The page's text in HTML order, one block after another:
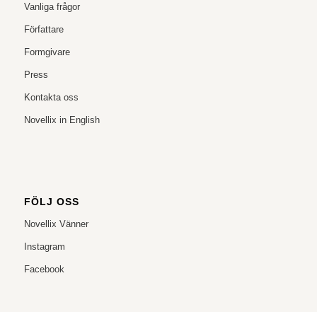
Vanliga frågor
Författare
Formgivare
Press
Kontakta oss
Novellix in English
FÖLJ OSS
Novellix Vänner
Instagram
Facebook